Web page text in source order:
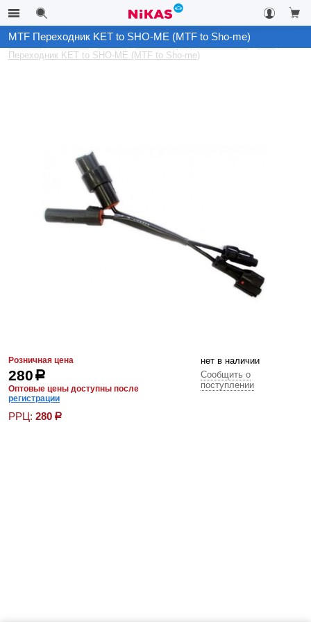
Автосвет Комплектующие на ксенон
Переходник KET to SHO-ME (MTF to Sho-me)
MTF Переходник KET to SHO-ME (MTF to Sho-me)
Розничная цена
280р
Оптовые цены доступны после
регистрации
РРЦ: 280 р
нет в наличии
Сообщить о
поступлении